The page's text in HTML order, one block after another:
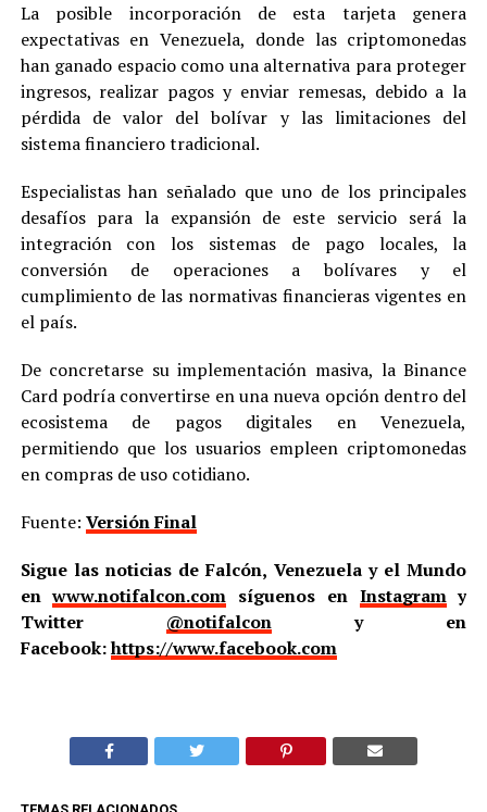
La posible incorporación de esta tarjeta genera
expectativas en Venezuela, donde las criptomonedas
han ganado espacio como una alternativa para proteger
ingresos, realizar pagos y enviar remesas, debido a la
pérdida de valor del bolívar y las limitaciones del
sistema financiero tradicional.
Especialistas han señalado que uno de los principales
desafíos para la expansión de este servicio será la
integración con los sistemas de pago locales, la
conversión de operaciones a bolívares y el
cumplimiento de las normativas financieras vigentes en
el país.
De concretarse su implementación masiva, la Binance
Card podría convertirse en una nueva opción dentro del
ecosistema de pagos digitales en Venezuela,
permitiendo que los usuarios empleen criptomonedas
en compras de uso cotidiano.
Fuente: Versión Final
Sigue las noticias de Falcón, Venezuela y el Mundo
enwww.notifalcon.com síguenos en Instagramy
Twitter @notifalcony en
Facebook:https://www.facebook.com